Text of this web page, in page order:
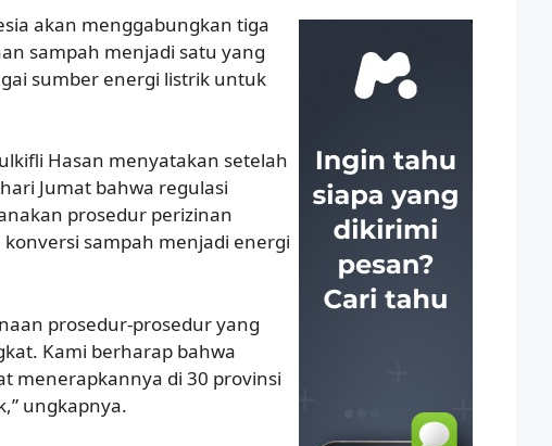
akan menggabungkan tiga
sampah menjadi satu yang
sumber energi listrik untuk
Hasan menyatakan setelah
Jumat bahwa regulasi
prosedur perizinan
sampah menjadi energi
prosedur-prosedur yang
Kami berharap bahwa
menerapkannya di 30 provinsi
ungkapnya.